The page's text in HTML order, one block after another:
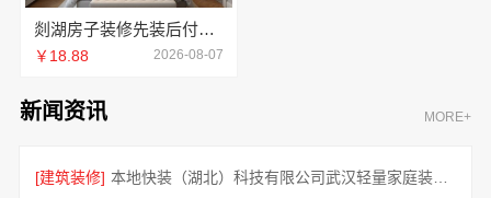
剡湖房子装修先装后付，浙江宜美嘉透明消费零压力
￥18.88 2026-08-07
新闻资讯 MORE+
[建筑装修]
本地快装（湖北）科技有限公司武汉轻量家庭装修新房